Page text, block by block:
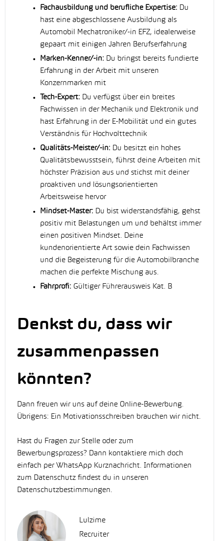
Fachausbildung und berufliche Expertise: Du
hast eine abgeschlossene Ausbildung als
Automobil Mechatroniker/-in EFZ, idealerweise
gepaart mit einigen Jahren Berufserfahrung
Marken-Kenner/-in:
Du bringst bereits fundierte
Erfahrung in der Arbeit mit unseren
Konzernmarken mit
Tech-Expert: Du verfügst über ein breites
Fachwissen in der Mechanik und Elektronik und
hast Erfahrung in der E-Mobilität und ein gutes
Verständnis für Hochvolttechnik
Qualitäts-Meister/-in: Du besitzt ein hohes
Qualitätsbewusstsein, führst deine Arbeiten mit
höchster Präzision aus und stichst mit deiner
proaktiven und lösungsorientierten
Arbeitsweise hervor
Mindset-Master:
Du bist widerstandsfähig, gehst
positiv mit Belastungen um und behältst immer
einen positiven Mindset. Deine
kundenorientierte Art sowie dein Fachwissen
und die Begeisterung für die Automobilbranche
machen die perfekte Mischung aus.
Fahrprofi: Gültiger Führerausweis Kat. B
Denkst du, dass wir
zusammenpassen
könnten?
Dann freuen wir uns auf deine Online-Bewerbung.
Übrigens: Ein Motivationsschreiben brauchen wir nicht.
Hast du Fragen zur Stelle oder zum
Bewerbungsprozess? Dann kontaktiere mich doch
einfach per WhatsApp Kurznachricht. Informationen
zum Datenschutz findest du in unseren
Datenschutzbestimmungen.
Lulzime
Recruiter